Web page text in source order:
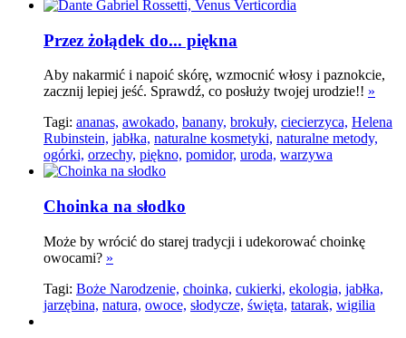
Przez żołądek do... piękna
Aby nakarmić i napoić skórę, wzmocnić włosy i paznokcie,
zacznij lepiej jeść. Sprawdź, co posłuży twojej urodzie!! »
Tagi: ananas, awokado, banany, brokuły, ciecierzyca, Helena
Rubinstein, jabłka, naturalne kosmetyki, naturalne metody,
ogórki, orzechy, piękno, pomidor, uroda, warzywa
Choinka na słodko
Może by wrócić do starej tradycji i udekorować choinkę
owocami? »
Tagi: Boże Narodzenie, choinka, cukierki, ekologia, jabłka,
jarzębina, natura, owoce, słodycze, święta, tatarak, wigilia